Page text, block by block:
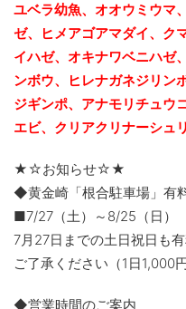
ユベラ幼魚、 オオウミウマ
ゼ、ヒメアゴアマダイ、ク
イハゼ、オキナワベニハゼ、
ンボウ、ヒレナガネジリン
ジギンポ、アナモリチュウ
エビ、クリアクリナーシュ
★☆お知らせ☆★
◆黄金崎「根合駐車場」有
■7/27（土）～8/25（日）
7月27日までの土日祝日も
ご了承ください（1日1,000円
◆営業時間のご案内